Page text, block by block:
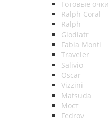
Готовые очки
Ralph Coral
Ralph
Glodiatr
Fabia Monti
Traveler
Salivio
Oscar
Vizzini
Matsuda
Мост
Fedrov